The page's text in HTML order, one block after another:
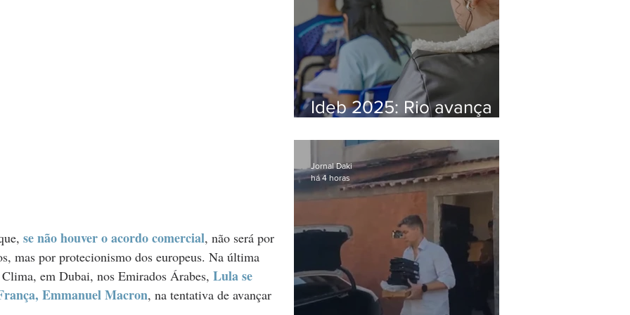
se não houver o acordo comercial, não será por
mas por protecionismo dos europeus. Na última
em Dubai, nos Emirados Árabes, Lula se
Emmanuel Macron, na tentativa de avançar
Ideb 2025: Rio avança
acima da média nacional
Jornal Daki
há 4 horas